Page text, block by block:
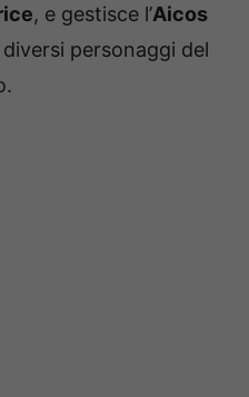
, e gestisce l’Aicos
personaggi del